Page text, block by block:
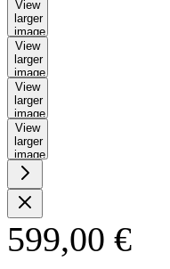
View
larger
image
View
larger
image
View
larger
image
View
larger
image
599,00 €